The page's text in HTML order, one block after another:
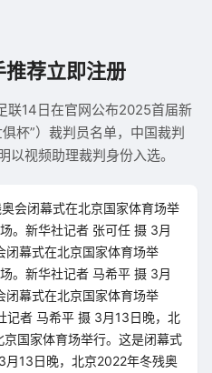
荐立即注册
联14日在官网公布2025首届新
杯”）裁判员名单，中国裁判
以视频助理裁判身份入选。
会闭幕式在北京国家体育场举
。新华社记者 张可任 摄 3月
幕式在北京国家体育场举
。新华社记者 马希平 摄 3月
幕式在北京国家体育场举
记者 马希平 摄 3月13日晚，北
国家体育场举行。这是闭幕式
月13日晚，北京2022年冬残奥